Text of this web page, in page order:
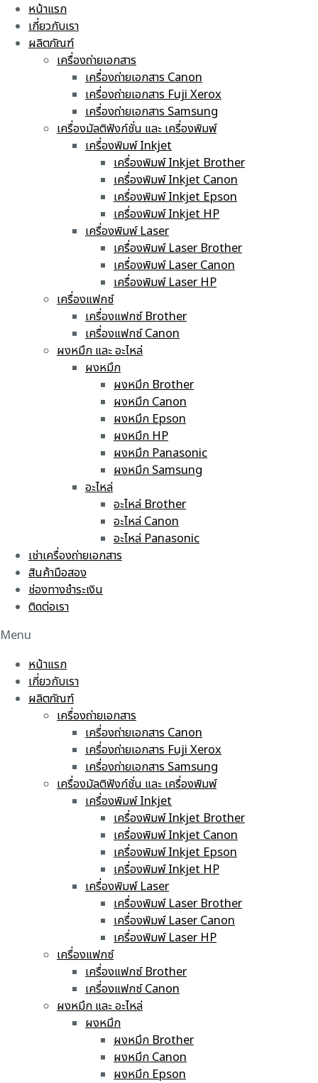
หน้าแรก
เกี่ยวกับเรา
ผลิตภัณฑ์
เครื่องถ่ายเอกสาร
เครื่องถ่ายเอกสาร Canon
เครื่องถ่ายเอกสาร Fuji Xerox
เครื่องถ่ายเอกสาร Samsung
เครื่องมัลติฟังก์ชั่น และ เครื่องพิมพ์
เครื่องพิมพ์ Inkjet
เครื่องพิมพ์ Inkjet Brother
เครื่องพิมพ์ Inkjet Canon
เครื่องพิมพ์ Inkjet Epson
เครื่องพิมพ์ Inkjet HP
เครื่องพิมพ์ Laser
เครื่องพิมพ์ Laser Brother
เครื่องพิมพ์ Laser Canon
เครื่องพิมพ์ Laser HP
เครื่องแฟกซ์
เครื่องแฟกซ์ Brother
เครื่องแฟกซ์ Canon
ผงหมึก และ อะไหล่
ผงหมึก
ผงหมึก Brother
ผงหมึก Canon
ผงหมึก Epson
ผงหมึก HP
ผงหมึก Panasonic
ผงหมึก Samsung
อะไหล่
อะไหล่ Brother
อะไหล่ Canon
อะไหล่ Panasonic
เช่าเครื่องถ่ายเอกสาร
สินค้ามือสอง
ช่องทางชำระเงิน
ติดต่อเรา
Menu
หน้าแรก
เกี่ยวกับเรา
ผลิตภัณฑ์
เครื่องถ่ายเอกสาร
เครื่องถ่ายเอกสาร Canon
เครื่องถ่ายเอกสาร Fuji Xerox
เครื่องถ่ายเอกสาร Samsung
เครื่องมัลติฟังก์ชั่น และ เครื่องพิมพ์
เครื่องพิมพ์ Inkjet
เครื่องพิมพ์ Inkjet Brother
เครื่องพิมพ์ Inkjet Canon
เครื่องพิมพ์ Inkjet Epson
เครื่องพิมพ์ Inkjet HP
เครื่องพิมพ์ Laser
เครื่องพิมพ์ Laser Brother
เครื่องพิมพ์ Laser Canon
เครื่องพิมพ์ Laser HP
เครื่องแฟกซ์
เครื่องแฟกซ์ Brother
เครื่องแฟกซ์ Canon
ผงหมึก และ อะไหล่
ผงหมึก
ผงหมึก Brother
ผงหมึก Canon
ผงหมึก Epson